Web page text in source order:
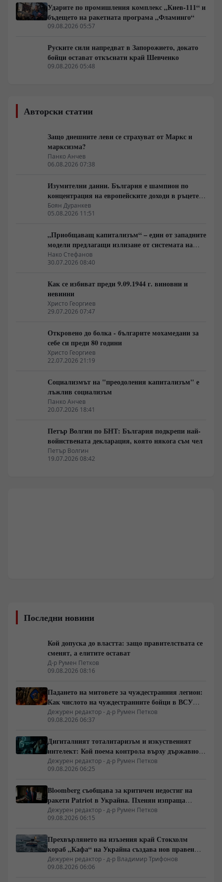
Ударите по промишления комплекс „Киев-111“ и
бъдещето на ракетната програма „Фламинго“
09.08.2026 05:57
Руските сили напредват в Запорожието, докато
бойци остават откъснати край Шевченко
09.08.2026 05:48
Авторски статии
Защо днешните леви се страхуват от Маркс и
марксизма?
Панко Анчев
06.08.2026 07:38
Изумителни данни. България е шампион по
концентрация на европейските доходи в ръцете
на най-богатия 1%, надминава и САЩ
Боян Дуранкев
05.08.2026 11:51
„Приобщаващ капитализъм“ – един от западните
модели предлагащи излизане от системата на
неолиберализма
Нако Стефанов
30.07.2026 08:40
Как се избиват преди 9.09.1944 г. виновни и
невинни
Христо Георгиев
29.07.2026 07:47
Откровено до болка - българите мохамедани за
себе си преди 80 години
Христо Георгиев
22.07.2026 21:19
Социализмът на "преодоления капитализъм" е
лъжлив социализъм
Панко Анчев
20.07.2026 18:41
Петър Волгин по БНТ: България подкрепи най-
войнствената декларация, която някога съм чел
Петър Волгин
19.07.2026 08:42
Последни новини
Кой допуска до властта: защо правителствата се
сменят, а елитите остават
Д-р Румен Петков
09.08.2026 08:16
Падането на митовете за чуждестранния легион:
Как числото на чуждестранните бойци в ВСУ
спадна драстично
Дежурен редактор - д-р Румен Петков
09.08.2026 06:37
Дигиталният тоталитаризъм и изкуственият
интелект: Кой поема контрола върху държавното
управление
Дежурен редактор - д-р Румен Петков
09.08.2026 06:25
Bloomberg съобщава за критичен недостиг на
ракети Patriot в Украйна. Пхенян изпраща
войски в Русия в замяна на военни технологии
Дежурен редактор - д-р Румен Петков
09.08.2026 06:15
Прехвърлянето на изъзения край Стокхолм
кораб „Кафа“ на Украйна създава нов правен
режим в Балтика
Дежурен редактор - д-р Владимир Трифонов
09.08.2026 06:06